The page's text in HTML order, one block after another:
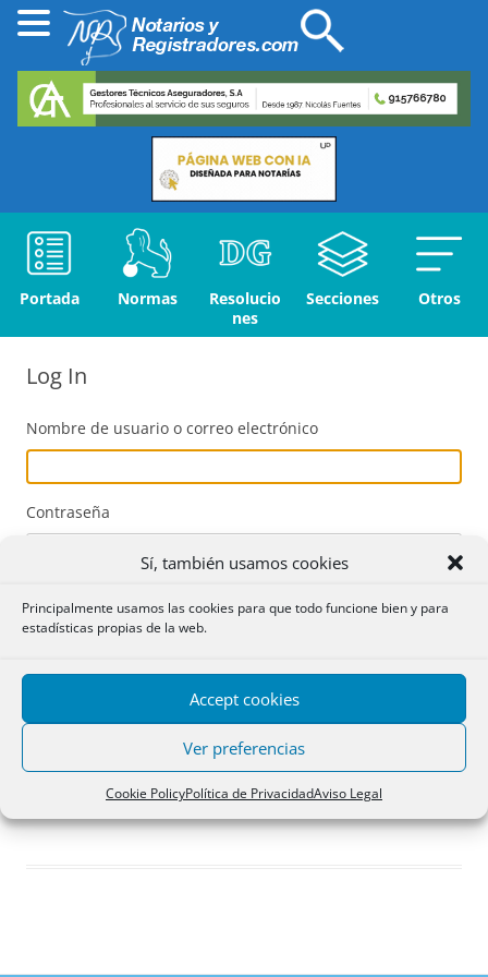
Sí, también usamos cookies
Principalmente usamos las cookies para que todo funcione bien y para
estadísticas propias de la web.
Accept cookies
Ver preferencias
Cookie PolicyPolítica de PrivacidadAviso Legal
Portada Normas
Resolucio
nes
Secciones Otros
Log In
Nombre de usuario o correo electrónico
Contraseña
Acceder
Registro
¿Has olvidado tu contraseña?